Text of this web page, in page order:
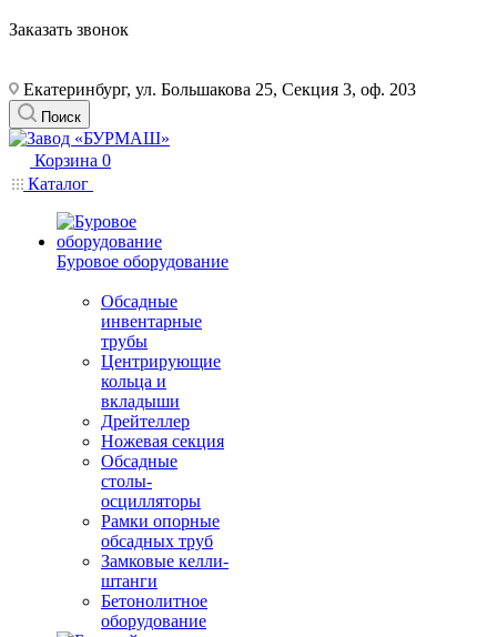
Заказать звонок
Екатеринбург, ул. Большакова 25, Секция 3, оф. 203
Поиск
Корзина 0
Каталог
Буровое оборудование
Обсадные
инвентарные
трубы
Центрирующие
кольца и
вкладыши
Дрейтеллер
Ножевая секция
Обсадные
столы-
осцилляторы
Рамки опорные
обсадных труб
Замковые келли-
штанги
Бетонолитное
оборудование